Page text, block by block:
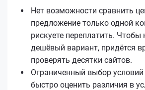
Нет возможности сравнить
предложение только одной
рискуете переплатить.
дешёвый вариант, придётся
проверять десятки сайтов.
Ограниченный выбор
быстро оценить различия в